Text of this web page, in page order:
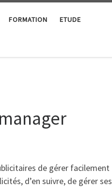
FORMATION ETUDE
de gérer facilement
d’en suivre, de gérer ses